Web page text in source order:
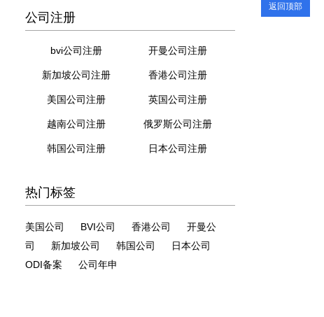
公司注册
bvi公司注册 开曼公司注册
新加坡公司注册 香港公司注册
美国公司注册 英国公司注册
越南公司注册 俄罗斯公司注册
韩国公司注册 日本公司注册
热门标签
美国公司 BVI公司 香港公司
开曼公
司
新加坡公司 韩国公司
日本公司
ODI备案
公司年申
返回顶部